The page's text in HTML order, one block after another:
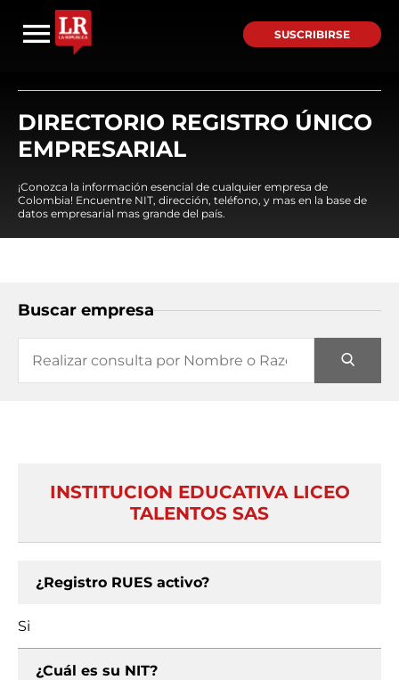
SUSCRIBIRSE
DIRECTORIO REGISTRO ÚNICO
EMPRESARIAL
¡Conozca la información esencial de cualquier empresa de
Colombia! Encuentre NIT, dirección, teléfono, y mas en la base de
datos empresarial mas grande del país.
Buscar empresa
INSTITUCION EDUCATIVA LICEO
TALENTOS SAS
¿Registro RUES activo?
Si
¿Cuál es su NIT?